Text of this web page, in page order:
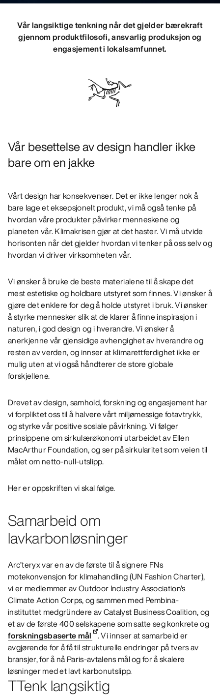
Vår langsiktige tenkning når det gjelder bærekraft
gjennom produktfilosofi, ansvarlig produksjon og
engasjement i lokalsamfunnet.
Vår besettelse av design handler ikke
bare om en jakke
Vårt design har konsekvenser. Det er ikke lenger nok å
bare lage et eksepsjonelt produkt, vi må også tenke på
hvordan våre produkter påvirker menneskene og
planeten vår. Klimakrisen gjør at det haster. Vi må utvide
horisonten når det gjelder hvordan vi tenker på oss selv og
hvordan vi driver virksomheten vår.
Vi ønsker å bruke de beste materialene til å skape det
mest estetiske og holdbare utstyret som finnes. Vi ønsker å
gjøre det enklere for deg å holde utstyret i bruk. Vi ønsker
å styrke mennesker slik at de klarer å finne inspirasjon i
naturen, i god design og i hverandre. Vi ønsker å
anerkjenne vår gjensidige avhengighet av hverandre og
resten av verden, og innser at klimarettferdighet ikke er
mulig uten at vi også håndterer de store globale
forskjellene.
Drevet av design, samhold, forskning og engasjement har
vi forpliktet oss til å halvere vårt miljømessige fotavtrykk,
og styrke vår positive sosiale påvirkning. Vi følger
prinsippene om sirkulærøkonomi utarbeidet av Ellen
MacArthur Foundation, og ser på sirkularitet som veien til
målet om netto-null-utslipp.
Her er oppskriften vi skal følge.
Samarbeid om
lavkarbonløsninger
Arc’teryx var en av de første til å signere FNs
motekonvensjon for klimahandling (UN Fashion Charter),
vi er medlemmer av Outdoor Industry Association's
Climate Action Corps, og sammen med Pembina-
instituttet medgründere av Catalyst Business Coalition, og
et av de første 400 selskapene som satte seg konkrete og
forskningsbaserte mål . Vi innser at samarbeid er
avgjørende for å få til strukturelle endringer på tvers av
bransjer, for å nå Paris-avtalens mål og for å skalere
løsninger med et lavt karbonutslipp.
TTenk langsiktig